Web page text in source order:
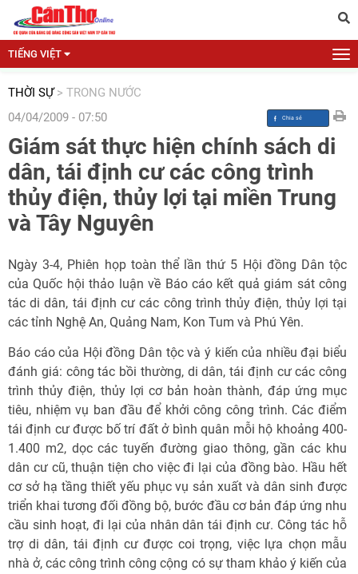
TIẾNG VIỆT
THỜI SỰ > TRONG NƯỚC
04/04/2009 - 07:50
Giám sát thực hiện chính sách di
dân, tái định cư các công trình
thủy điện, thủy lợi tại miền Trung
và Tây Nguyên
Ngày 3-4, Phiên họp toàn thể lần thứ 5 Hội đồng Dân tộc
của Quốc hội thảo luận về Báo cáo kết quả giám sát công
tác di dân, tái định cư các công trình thủy điện, thủy lợi tại
các tỉnh Nghệ An, Quảng Nam, Kon Tum và Phú Yên.
Báo cáo của Hội đồng Dân tộc và ý kiến của nhiều đại biểu
đánh giá: công tác bồi thường, di dân, tái định cư các công
trình thủy điện, thủy lợi cơ bản hoàn thành, đáp ứng mục
tiêu, nhiệm vụ ban đầu để khởi công công trình. Các điểm
tái định cư được bố trí đất ở bình quân mỗi hộ khoảng 400-
1.400 m2, dọc các tuyến đường giao thông, gần các khu
dân cư cũ, thuận tiện cho việc đi lại của đồng bào. Hầu hết
cơ sở hạ tầng thiết yếu phục vụ sản xuất và dân sinh được
triển khai tương đối đồng bộ, bước đầu cơ bản đáp ứng nhu
cầu sinh hoạt, đi lại của nhân dân tái định cư. Công tác hỗ
trợ di dân, tái định cư được coi trọng, việc lựa chọn mẫu
nhà ở, các công trình công cộng có sự tham khảo ý kiến của